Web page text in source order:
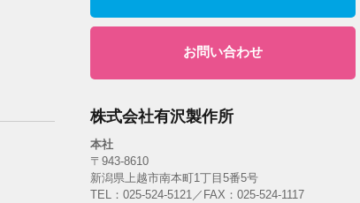
お問い合わせ
株式会社有沢製作所
本社
〒943-8610
新潟県上越市南本町1丁目5番5号
TEL： 025-524-5121 ／FAX：025-524-1117